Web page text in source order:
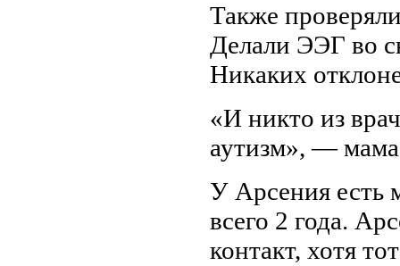
Также
Делали ЭЭГ во
Никаких
«И никто из
аутизм», —
У Арсения есть
всего 2 года.
контакт, хотя